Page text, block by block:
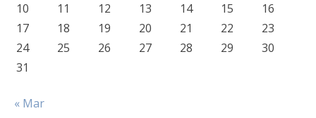
10 11 12 13 14 15
16
17
18 19 20 21 22
23
24
25 26 27 28 29
30
31
« Mar